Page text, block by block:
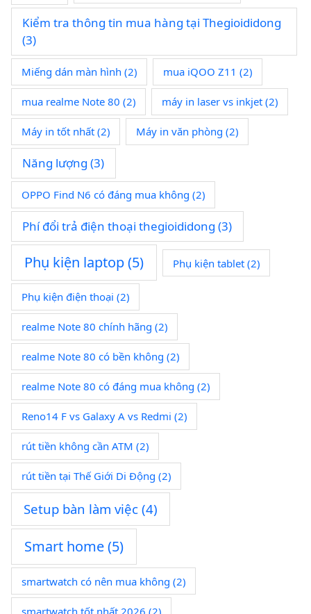
Kiểm tra thông tin mua hàng tại Thegioididong
(3)
Miếng dán màn hình (2) mua iQOO Z11 (2)
mua realme Note 80 (2) máy in laser vs inkjet(2)
Máy in tốt nhất(2) Máy in văn phòng (2)
Năng lượng (3)
OPPO Find N6 có đáng mua không (2)
Phí đổi trả điện thoại thegioididong (3)
Phụ kiện laptop(5) Phụ kiện tablet(2)
Phụ kiện điện thoại (2)
realme Note 80 chính hãng (2)
realme Note 80 có bền không (2)
realme Note 80 có đáng mua không (2)
Reno14 F vs Galaxy A vs Redmi (2)
rút tiền không cần ATM (2)
rút tiền tại Thế Giới Di Động (2)
Setup bàn làm việc(4)
Smart home(5)
smartwatch có nên mua không (2)
smartwatch tốt nhất 2026 (2)